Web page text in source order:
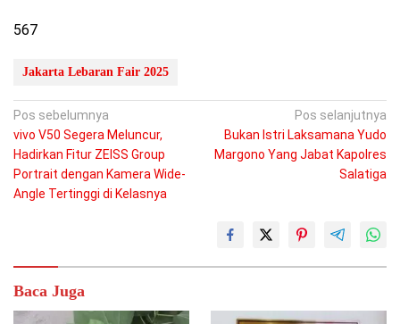
567
Jakarta Lebaran Fair 2025
Navigasi
pos
Pos sebelumnya
vivo V50 Segera Meluncur,
Hadirkan Fitur ZEISS Group
Portrait dengan Kamera Wide-
Angle Tertinggi di Kelasnya
Pos selanjutnya
Bukan Istri Laksamana Yudo
Margono Yang Jabat Kapolres
Salatiga
Baca Juga